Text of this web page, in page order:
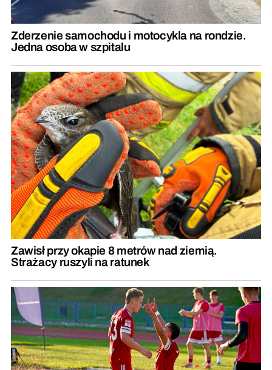
Zderzenie samochodu i motocykla na rondzie.
Jedna osoba w szpitalu
Zawisł przy okapie 8 metrów nad ziemią.
Strażacy ruszyli na ratunek